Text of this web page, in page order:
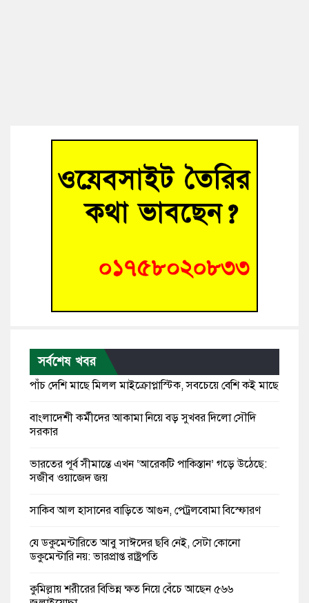
সর্বশেষ খবর
পাঁচ দেশি মাছে মিলল মাইক্রোপ্লাস্টিক, সবচেয়ে বেশি কই মাছে
বাংলাদেশী কর্মীদের আকামা নিয়ে বড় সুখবর দিলো সৌদি
সরকার
ভারতের পূর্ব সীমান্তে এখন ‘আরেকটি পাকিস্তান’ গড়ে উঠেছে:
সজীব ওয়াজেদ জয়
সাকিব আল হাসানের বাড়িতে আগুন, পেট্রলবোমা বিস্ফোরণ
যে ডকুমেন্টারিতে আবু সাঈদের ছবি নেই, সেটা কোনো
ডকুমেন্টারি নয়: ভারপ্রাপ্ত রাষ্ট্রপতি
কুমিল্লায় শরীরের বিভিন্ন ক্ষত নিয়ে বেঁচে আছেন ৫৬৬